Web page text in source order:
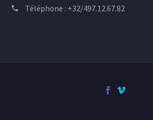
Téléphone : +32/497.12.67.82